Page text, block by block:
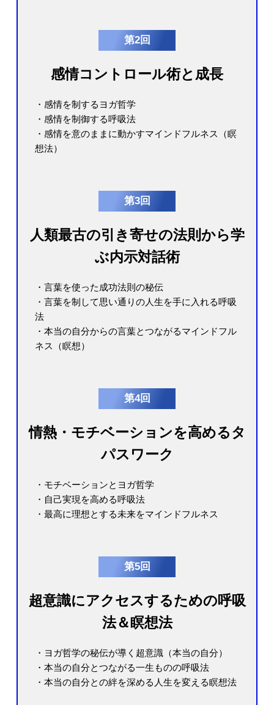
第2回
感情コントロール術と成長
・感情を制するヨガ哲学
・感情を制御する呼吸法
・感情を意のままに動かすマインドフルネス（瞑
想法）
第3回
人類最古の引き寄せの法則から学
ぶ内示対話術
・言葉を使った成功法則の秘伝
・言葉を制して思い通りの人生を手に入れる呼吸
法
・本当の自分からの言葉とつながるマインドフル
ネス（瞑想）
第4回
情熱・モチベーションを高めるタ
パスワーク
・モチベーションとヨガ哲学
・自己実現を高める呼吸法
・最高に理想とする未来をマインドフルネス
第5回
超意識にアクセスするための呼吸
法＆瞑想法
・ヨガ哲学の秘伝が導く超意識（本当の自分）
・本当の自分とつながる一生ものの呼吸法
・本当の自分との絆を深める人生を変える瞑想法